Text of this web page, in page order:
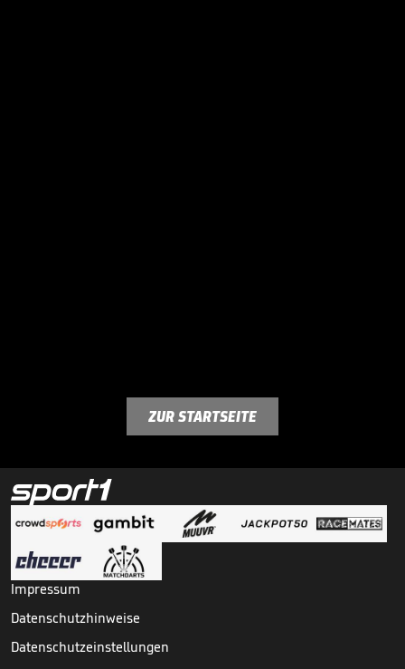
ZUR STARTSEITE
Impressum
Datenschutzhinweise
Datenschutzeinstellungen